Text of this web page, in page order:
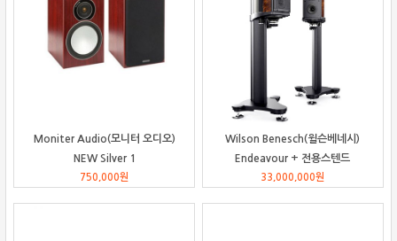
Moniter Audio(모니터 오디오)
NEW Silver 1
750,000원
Wilson Benesch(윌슨베네시)
Endeavour + 전용스텐드
33,000,000원